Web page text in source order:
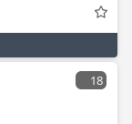
18